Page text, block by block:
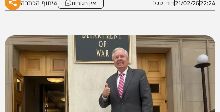
22:24
21/02/26דודי סגל אין תגובות שיתוף הכתבה